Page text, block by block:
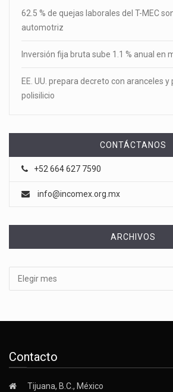
62.5 % de quejas laborales del T-MEC
automotriz
Inversión fija bruta sube 1.1 % anual en
EE. UU. prepara decreto con aranceles y
polisilicio
CONTÁCTANOS
+52 664 627 7590
info@incomex.org.mx
ARCHIVOS
Contacto
Tijuana, B.C., México